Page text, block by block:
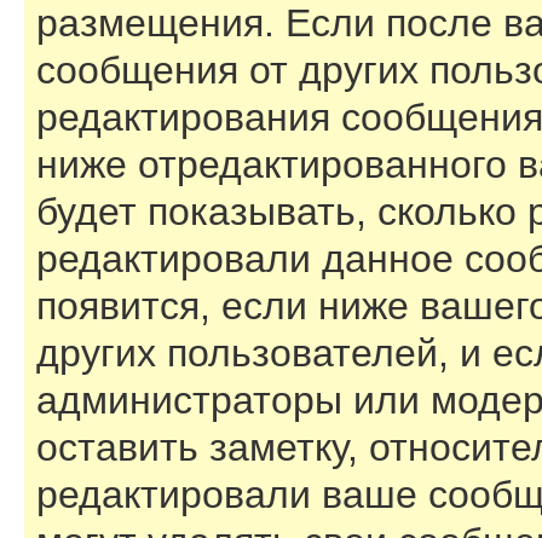
размещения. Если после
сообщения от других
редактирования
ниже
будет показывать,
редактировали данное
появится, если ниже
других пользователей, и
администраторы или
оставить заметку,
редактировали ваше